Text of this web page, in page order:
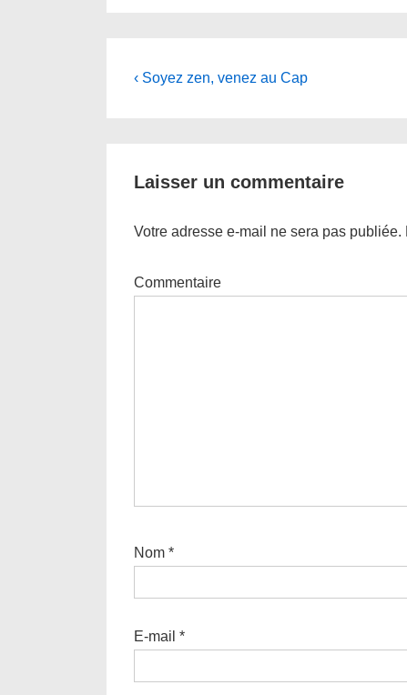
Navigation
Previous
‹ Soyez zen, venez au Cap
Laisser un commentaire
Votre adresse e-mail ne sera pas publiée.
Commentaire
Nom *
E-mail *